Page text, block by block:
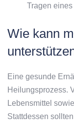
Tragen eines
Wie kann
Eine gesunde
Heilungsprozess.
Lebensmittel
Stattdessen